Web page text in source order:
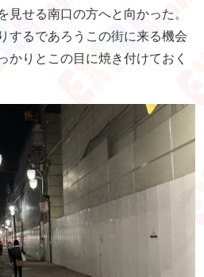
見せる南口の方へと向かった。
するであろうこの街に来る機会
かりとこの目に焼き付けておく